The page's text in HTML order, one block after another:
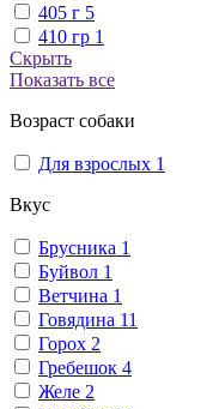
405 г 5
410 гр 1
Скрыть
Показать все
Возраст собаки
Для взрослых 1
Вкус
Брусника 1
Буйвол 1
Ветчина 1
Говядина 11
Горох 2
Гребешок 4
Желе 2